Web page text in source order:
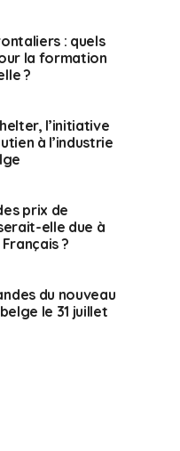
: quels
la formation
?
l’initiative
à l’industrie
prix de
elle due à
?
du nouveau
le 31 juillet